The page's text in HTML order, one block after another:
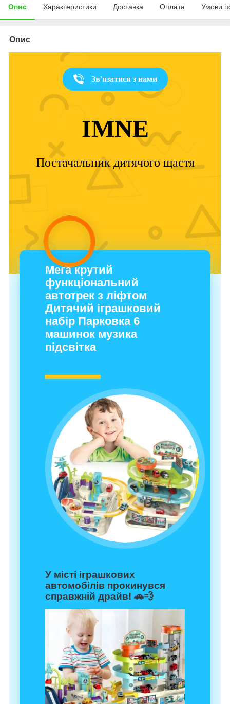
Опис Характеристики Доставка Оплата Умови
Опис
Зв'язатися з нами
IMNE
Постачальник дитячого щастя
Мега крутий
функціональний
автотрек з ліфтом
Дитячий іграшковий
набір Парковка 6
машинок музика
підсвітка
У місті іграшкових
автомобілів прокинувся
справжній драйв! 🚗💨